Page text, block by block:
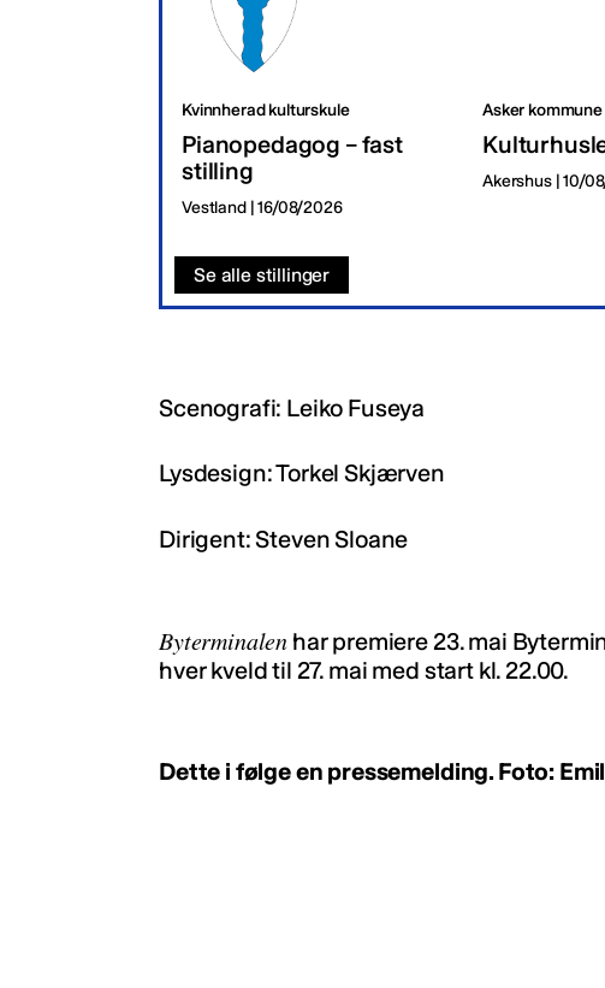
Kvinnherad kulturskule
Pianopedagog – fast
stilling
Vestland | 16/08/2026
Asker kommune
Akershus | 10/
Se alle stillinger
Scenografi: Leiko Fuseya
Lysdesign: Torkel Skjærven
Dirigent: Steven Sloane
Byterminalen har premiere 23. mai
hver kveld til 27. mai med start kl. 22.00.
Dette i følge en pressemelding. Foto: